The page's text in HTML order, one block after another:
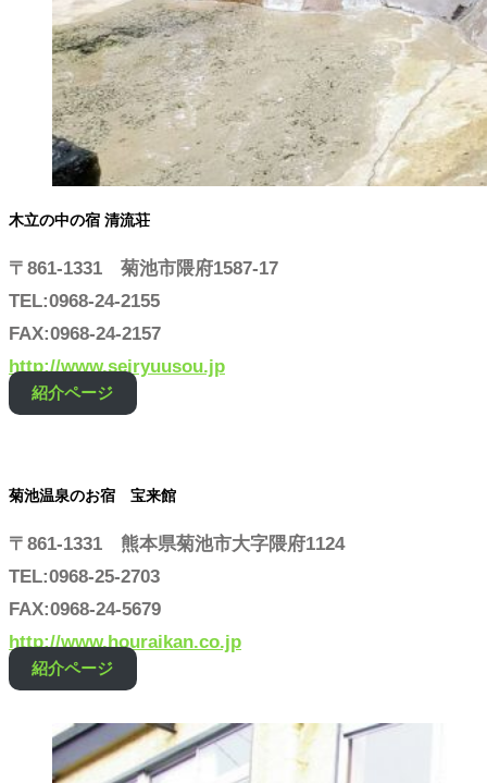
木立の中の宿 清流荘
〒861-1331 菊池市隈府1587-17
TEL:0968-24-2155
FAX:0968-24-2157
http://www.seiryuusou.jp
紹介ページ
菊池温泉のお宿 宝来館
〒861-1331 熊本県菊池市大字隈府1124
TEL:0968-25-2703
FAX:0968-24-5679
http://www.houraikan.co.jp
紹介ページ